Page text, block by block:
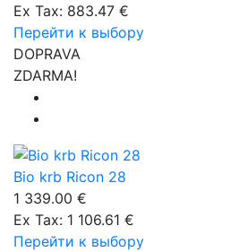
Ex Tax: 883.47 €
Перейти к выбору
DOPRAVA
ZDARMA!
Bio krb Ricon 28
1 339.00 €
Ex Tax: 1 106.61 €
Перейти к выбору